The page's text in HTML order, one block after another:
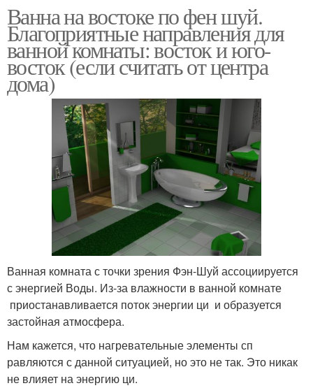
Ванна на востоке по фен шуй.
Благоприятные направления для
ванной комнаты: восток и юго-
восток (если считать от центра
дома)
Ванная комната с точки зрения Фэн-Шуй ассоциируется
с энергией Воды. Из-за влажности в ванной комнате
приостанавливается поток энергии ци и образуется
застойная атмосфера.
Нам кажется, что нагревательные элементы сп
равляются с данной ситуацией, но это не так. Это никак
не влияет на энергию ци.